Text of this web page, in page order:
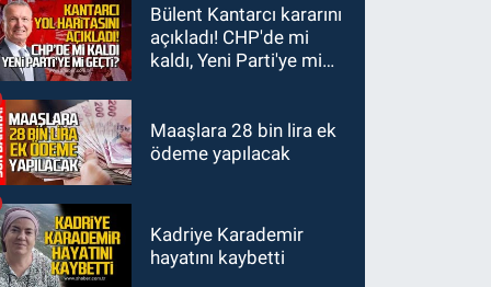
Bülent Kantarcı kararını
açıkladı! CHP'de mi
kaldı, Yeni Parti'ye mi
Maaşlara 28 bin lira ek
ödeme yapılacak
Kadriye Karademir
hayatını kaybetti